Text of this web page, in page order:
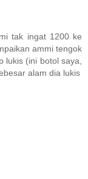
tak ingat 1200 ke
ammi tengok
lukis (ini botol saya,
alam dia lukis